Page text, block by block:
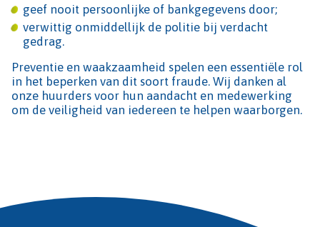
geef nooit persoonlijke of bankgegevens door;
verwittig onmiddellijk de politie bij verdacht
gedrag.
Preventie en waakzaamheid spelen een essentiële rol
in het beperken van dit soort fraude. Wij danken al
onze huurders voor hun aandacht en medewerking
om de veiligheid van iedereen te helpen waarborgen.